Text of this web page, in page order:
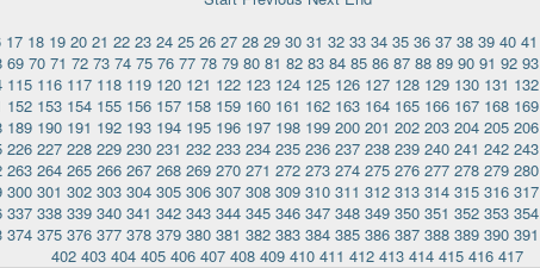
17 18 19 20 21 22 23 24 25 26 27 28 29 30 31 32 33 34 35 36 37 38 39 40 41
69 70 71 72 73 74 75 76 77 78 79 80 81 82 83 84 85 86 87 88 89 90 91 92 93
115 116 117 118 119 120 121 122 123 124 125 126 127 128 129 130 131 132
152 153 154 155 156 157 158 159 160 161 162 163 164 165 166 167 168 169
189 190 191 192 193 194 195 196 197 198 199 200 201 202 203 204 205 206
226 227 228 229 230 231 232 233 234 235 236 237 238 239 240 241 242 243
263 264 265 266 267 268 269 270 271 272 273 274 275 276 277 278 279 280
300 301 302 303 304 305 306 307 308 309 310 311 312 313 314 315 316 317
337 338 339 340 341 342 343 344 345 346 347 348 349 350 351 352 353 354
374 375 376 377 378 379 380 381 382 383 384 385 386 387 388 389 390 391
402 403 404 405 406 407 408 409 410 411 412 413 414 415 416 417